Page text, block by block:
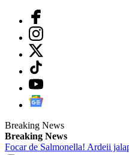
Breaking News
Breaking News
Focar de Salmonella! Ardeii